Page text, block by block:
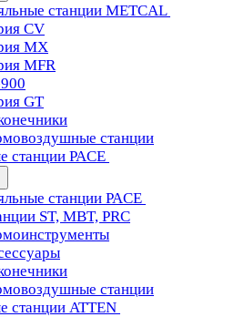
станции METCAL
CV
MX
MFR
GT
станции
станции PACE
станции PACE
ST, MBT, PRC
станции
станции ATTEN